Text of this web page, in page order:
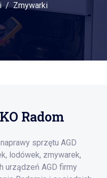
Zmywarki
Radom
sprzętu AGD
lodówek, zmywarek,
urządzeń AGD firmy